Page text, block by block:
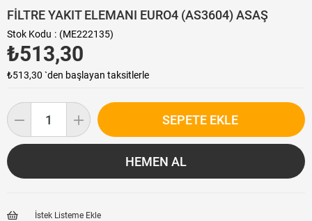
FİLTRE YAKIT ELEMANI EURO4 (AS3604) ASAŞ
Stok Kodu (ME222135)
₺513,30
₺513,30 `den başlayan taksitlerle
İstek Listeme Ekle